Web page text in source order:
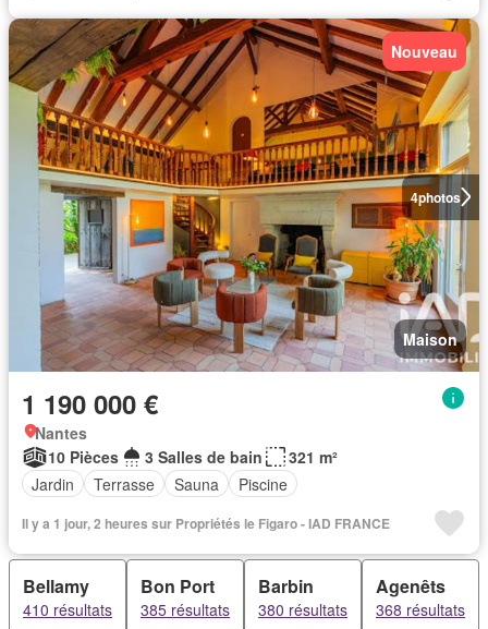
4photos
Nouveau
Maison
1 190 000 €
Nantes
10 Pièces
3 Salles de bain
321 m²
Jardin
Terrasse Sauna Piscine
Il y a 1 jour, 2 heures sur Propriétés le Figaro - IAD FRANCE
Bellamy
410 résultats
Bon Port
385 résultats
Barbin
380 résultats
Agenêts
368 résultats